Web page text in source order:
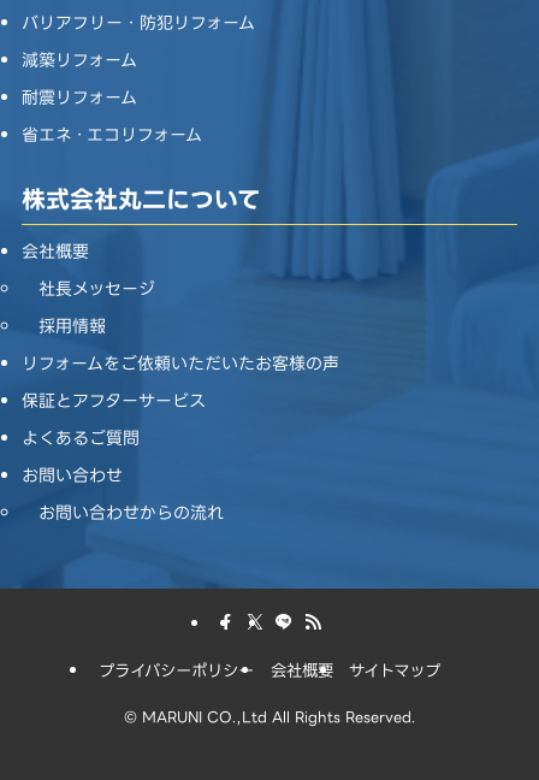
バリアフリー・防犯リフォーム
減築リフォーム
耐震リフォーム
省エネ・エコリフォーム
株式会社丸二について
会社概要
社長メッセージ
採用情報
リフォームをご依頼いただいたお客様の声
保証とアフターサービス
よくあるご質問
お問い合わせ
お問い合わせからの流れ
プライバシーポリシー 会社概要 サイトマップ
©MARUNI CO.,Ltd All Rights Reserved.